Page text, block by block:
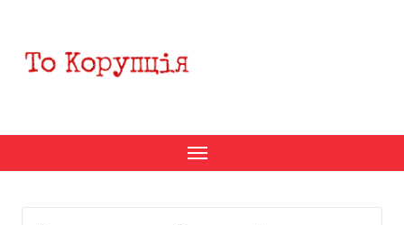
содержанию